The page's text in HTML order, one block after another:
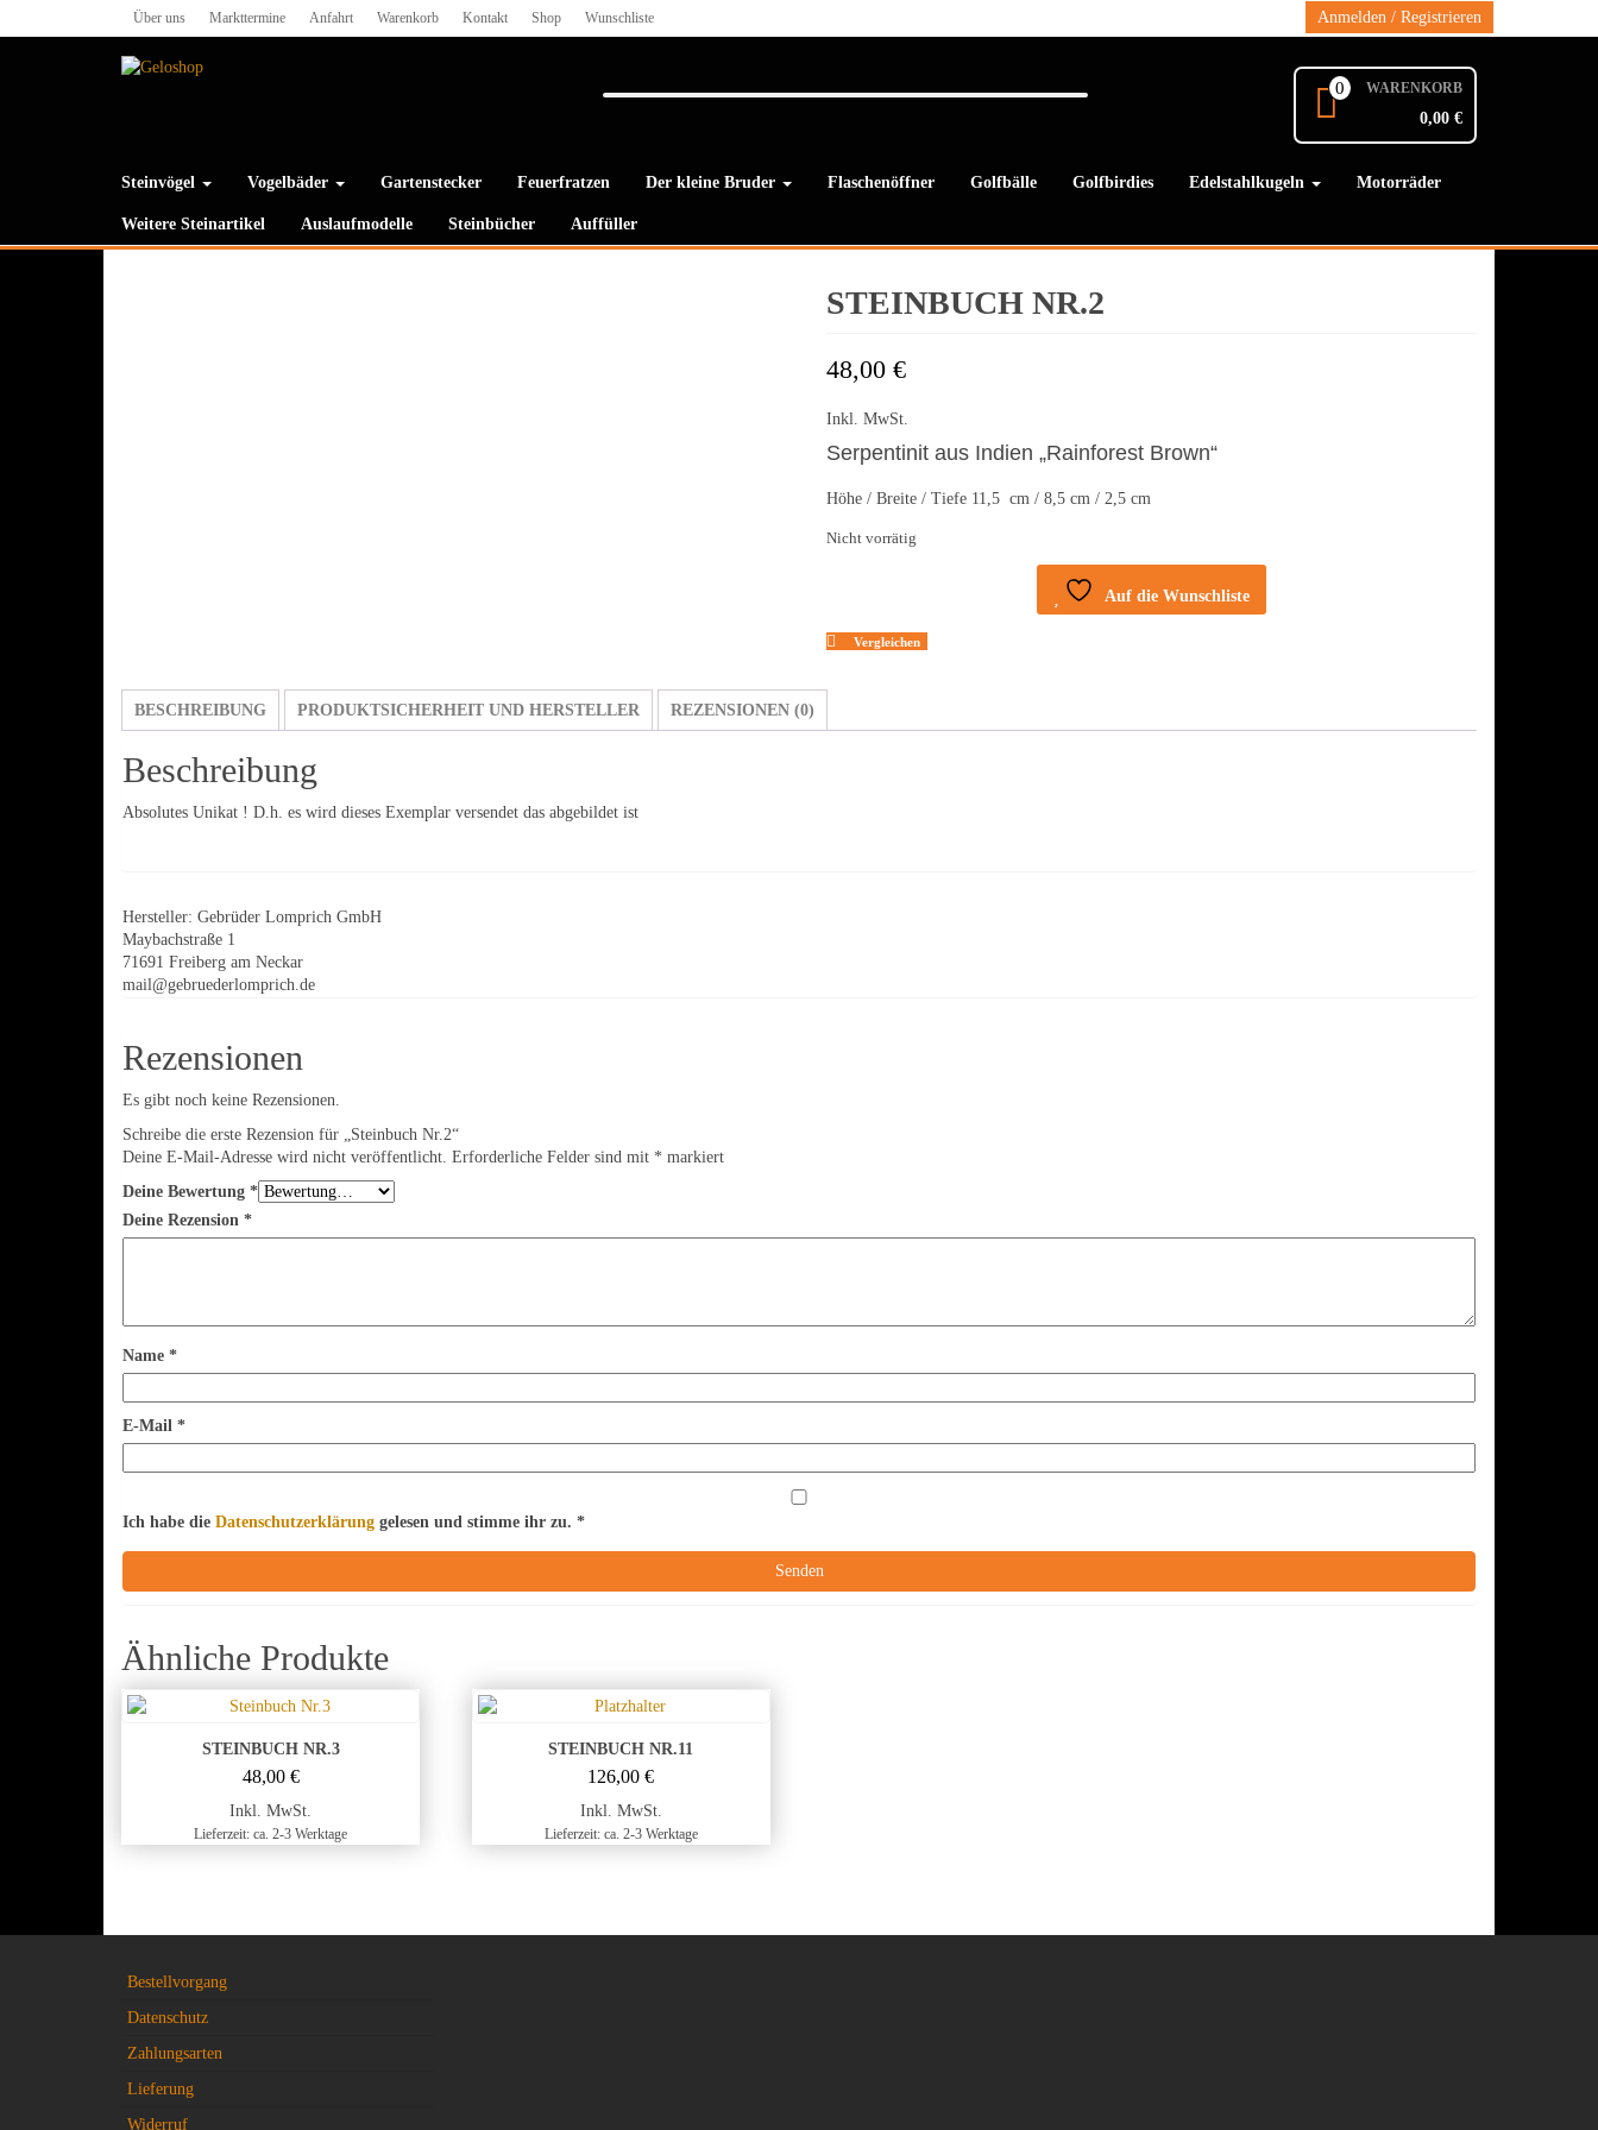
to
Über uns Markttermine Anfahrt Warenkorb Kontakt Shop Wunschliste Anmelden / Registrieren
0 WARENKORB
0,00 €
Steinvögel Vogelbäder Gartenstecker Feuerfratzen Der kleine Bruder Flaschenöffner Golfbälle Golfbirdies Edelstahlkugeln Motorräder
Weitere Steinartikel Auslaufmodelle Steinbücher Auffüller
STEINBUCH NR.2
48,00 €
Inkl. MwSt.
Serpentinit aus Indien „Rainforest Brown“
Höhe / Breite / Tiefe 11,5 cm / 8,5 cm / 2,5 cm
Nicht vorrätig
Auf die Wunschliste
Vergleichen
BESCHREIBUNG PRODUKTSICHERHEIT UND HERSTELLER REZENSIONEN (0)
Beschreibung
Absolutes Unikat ! D.h. es wird dieses Exemplar versendet das abgebildet ist
Hersteller: Gebrüder Lomprich GmbH
Maybachstraße 1
71691 Freiberg am Neckar
mail@gebruederlomprich.de
Rezensionen
Es gibt noch keine Rezensionen.
Schreibe die erste Rezension für „Steinbuch Nr.2“
Deine E-Mail-Adresse wird nicht veröffentlicht. Erforderliche Felder sind mit * markiert
Deine Bewertung *
Deine Rezension *
Name *
E-Mail *
Ich habe die Datenschutzerklärung gelesen und stimme ihr zu. *
Ähnliche Produkte
STEINBUCH NR.3
48,00 €
Inkl. MwSt.
Lieferzeit: ca. 2-3 Werktage
STEINBUCH NR.11
126,00€
Inkl. MwSt.
Lieferzeit: ca. 2-3 Werktage
Bestellvorgang
Datenschutz
Zahlungsarten
Lieferung
Widerruf